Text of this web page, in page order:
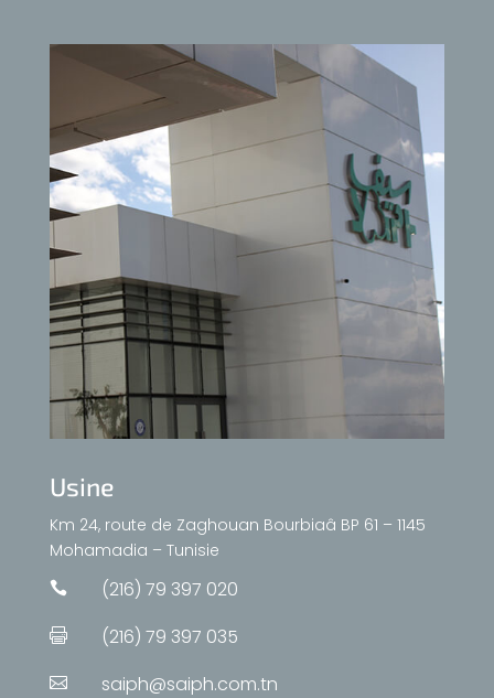
Usine
Km 24, route de Zaghouan Bourbiaâ BP 61 – 1145
Mohamadia – Tunisie
 (216) 79 397 020
 (216) 79 397 035
 saiph@saiph.com.tn